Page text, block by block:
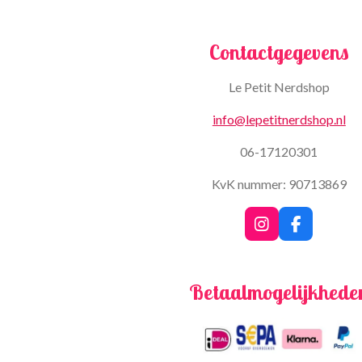
Contactgegevens
Le Petit Nerdshop
info@lepetitnerdshop.nl
06-17120301
KvK nummer: 90713869
I
n
a
r
a
m
F
a
b
o
k